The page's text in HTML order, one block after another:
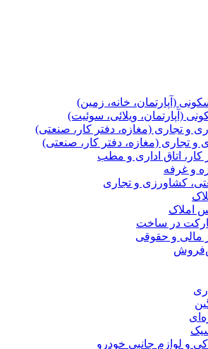
(آپارتمان، خانه، زمین)
(آپارتمان، ویلائی، سوئیت)
و تجاری (مغازه، دفتر کار، صنعتی)
و تجاری (مغازه، دفتر کار، صنعتی)
کار، اتاق اداری و مطب
و غرفه
کشاورزی و تجاری
املاک
در ساخت
مالی و حقوقی
و لوازم جانبی خودرو